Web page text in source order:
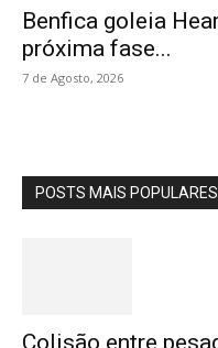
Benfica goleia
próxima fase...
7 de Agosto, 2026
POSTS MAIS POPULARES
Colisão entre